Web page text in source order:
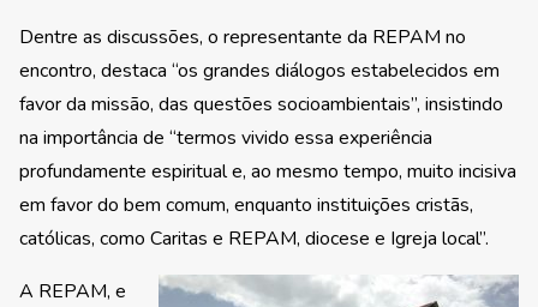
Dentre as discussões, o representante da REPAM no
encontro, destaca “os grandes diálogos estabelecidos em
favor da missão, das questões socioambientais”, insistindo
na importância de “termos vivido essa experiência
profundamente espiritual e, ao mesmo tempo, muito incisiva
em favor do bem comum, enquanto instituições cristãs,
católicas, como Caritas e REPAM, diocese e Igreja local”.
A REPAM, e